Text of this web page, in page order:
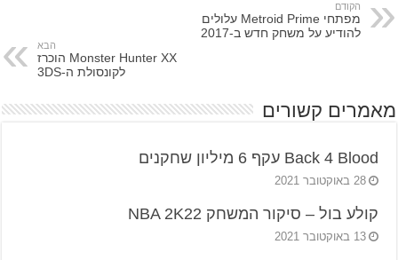
הקודם
מפתחי Metroid Prime עלולים
להודיע על משחק חדש ב-2017
הבא
Monster Hunter XX הוכרז
לקונסולת ה-3DS
מאמרים קשורים
Back 4 Blood עקף 6 מיליון שחקנים
28 באוקטובר 2021
קולע בול – סיקור המשחק NBA 2K22
13 באוקטובר 2021